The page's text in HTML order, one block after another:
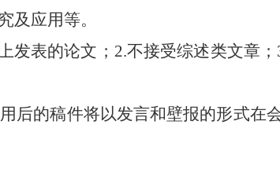
及应用等。
发表的论文； 2.不接受综述类文章；
后的稿件将以发言和壁报的形式在